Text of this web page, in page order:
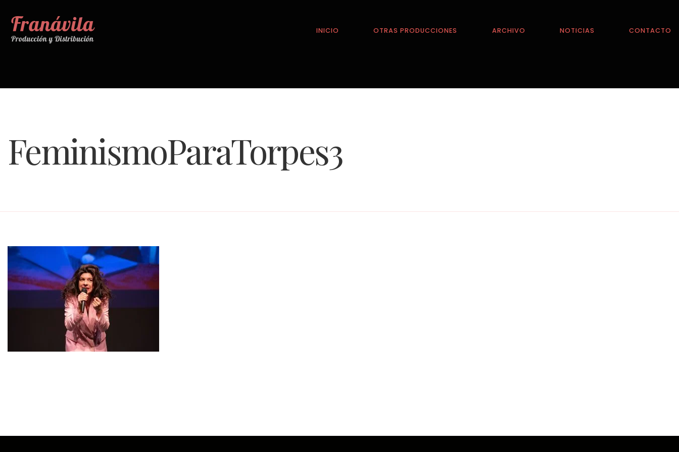
INICIO OTRAS PRODUCCIONES ARCHIVO NOTICIAS CONTACTO
FeminismoParaTorpes3